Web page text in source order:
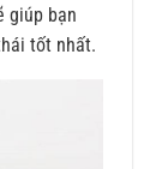
giúp bạn
tốt nhất.